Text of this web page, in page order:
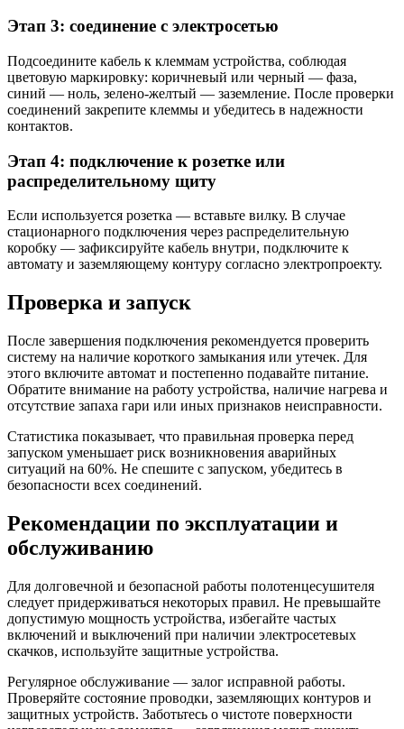
Этап 3: соединение с электросетью
Подсоедините кабель к клеммам устройства, соблюдая
цветовую маркировку: коричневый или черный — фаза,
синий — ноль, зелено-желтый — заземление. После проверки
соединений закрепите клеммы и убедитесь в надежности
контактов.
Этап 4: подключение к розетке или
распределительному щиту
Если используется розетка — вставьте вилку. В случае
стационарного подключения через распределительную
коробку — зафиксируйте кабель внутри, подключите к
автомату и заземляющему контуру согласно электропроекту.
Проверка и запуск
После завершения подключения рекомендуется проверить
систему на наличие короткого замыкания или утечек. Для
этого включите автомат и постепенно подавайте питание.
Обратите внимание на работу устройства, наличие нагрева и
отсутствие запаха гари или иных признаков неисправности.
Статистика показывает, что правильная проверка перед
запуском уменьшает риск возникновения аварийных
ситуаций на 60%. Не спешите с запуском, убедитесь в
безопасности всех соединений.
Рекомендации по эксплуатации и
обслуживанию
Для долговечной и безопасной работы полотенцесушителя
следует придерживаться некоторых правил. Не превышайте
допустимую мощность устройства, избегайте частых
включений и выключений при наличии электросетевых
скачков, используйте защитные устройства.
Регулярное обслуживание — залог исправной работы.
Проверяйте состояние проводки, заземляющих контуров и
защитных устройств. Заботьтесь о чистоте поверхности